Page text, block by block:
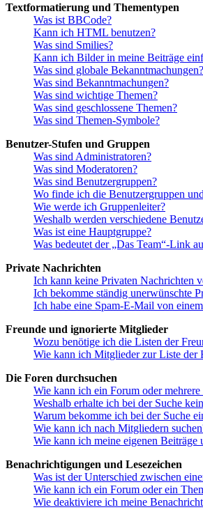
Textformatierung und Thementypen
Was ist BBCode?
Kann ich HTML benutzen?
Was sind Smilies?
Kann ich Bilder in meine Beiträge
Was sind globale Bekanntmachungen?
Was sind Bekanntmachungen?
Was sind wichtige Themen?
Was sind geschlossene Themen?
Was sind Themen-Symbole?
Benutzer-Stufen und Gruppen
Was sind Administratoren?
Was sind Moderatoren?
Was sind Benutzergruppen?
Wo finde ich die Benutzergruppen
Wie werde ich Gruppenleiter?
Weshalb werden verschiedene
Was ist eine Hauptgruppe?
Was bedeutet der „Das Team“-Link
Private Nachrichten
Ich kann keine Privaten Nachrichten
Ich bekomme ständig unerwünschte
Ich habe eine Spam-E-Mail von
Freunde und ignorierte Mitglieder
Wozu benötige ich die Listen der
Wie kann ich Mitglieder zur Liste der
Die Foren durchsuchen
Wie kann ich ein Forum oder
Weshalb erhalte ich bei der Suche
Warum bekomme ich bei der Suche
Wie kann ich nach Mitgliedern
Wie kann ich meine eigenen Beiträge
Benachrichtigungen und Lesezeichen
Was ist der Unterschied zwischen
Wie kann ich ein Forum oder ein
Wie deaktiviere ich meine